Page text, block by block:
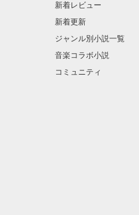
新着レビュー
新着更新
ジャンル別小説一覧
音楽コラボ小説
コミュニティ